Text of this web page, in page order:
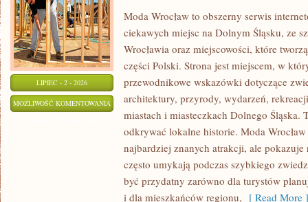
LIPIEC - 2 - 2026
MOŻLIWOŚĆ KOMENTOWANIA ZGORZELEC
Moda Wrocław to obszerny serwis
ciekawych miejsc na Dolnym Śląsku, ze
Wrocławia oraz miejscowości, które
części Polski. Strona jest miejscem, w
przewodnikowe wskazówki dotyczące
architektury, przyrody, wydarzeń,
miastach i miasteczkach Dolnego Śląska.
odkrywać lokalne historie. Moda
najbardziej znanych atrakcji, ale
często umykają podczas szybkiego
być przydatny zarówno dla turystów
i dla mieszkańców regionu, [ Read More ]